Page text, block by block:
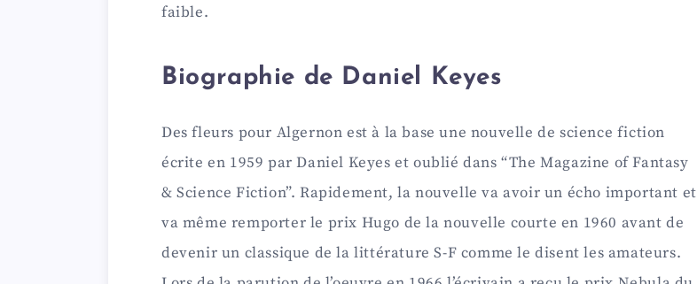
faible.
Biographie de Daniel Keyes
Des fleurs pour Algernon est à la base une nouvelle de science fiction
écrite en 1959 par Daniel Keyes et oublié dans “The Magazine of Fantasy
& Science Fiction”. Rapidement, la nouvelle va avoir un écho important et
va même remporter le prix Hugo de la nouvelle courte en 1960 avant de
devenir un classique de la littérature S-F comme le disent les amateurs.